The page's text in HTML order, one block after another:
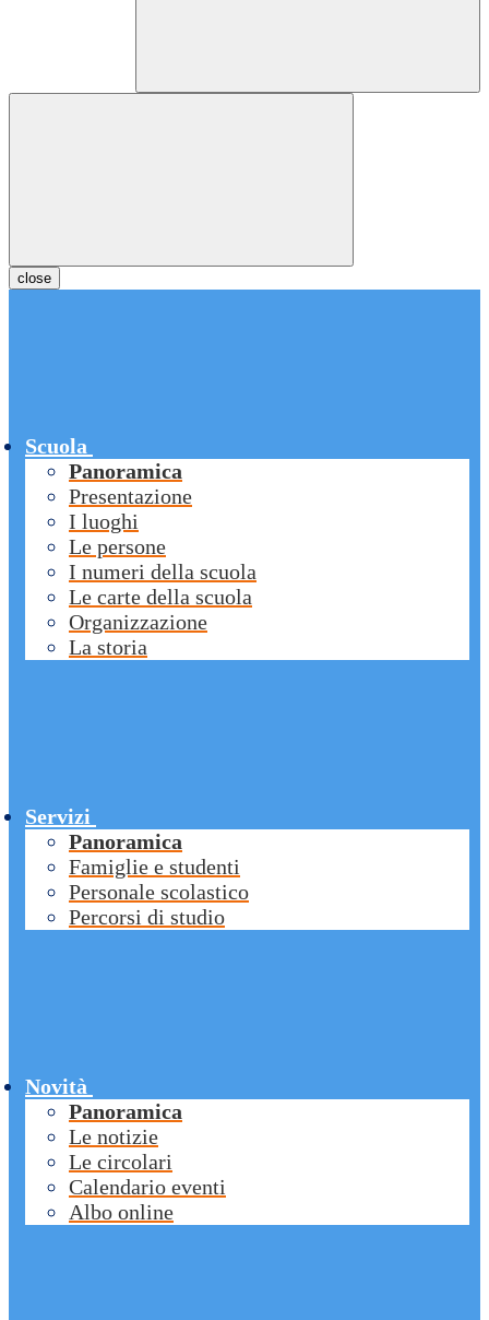
close
Scuola
Panoramica
Presentazione
I luoghi
Le persone
I numeri della scuola
Le carte della scuola
Organizzazione
La storia
Servizi
Panoramica
Famiglie e studenti
Personale scolastico
Percorsi di studio
Novità
Panoramica
Le notizie
Le circolari
Calendario eventi
Albo online